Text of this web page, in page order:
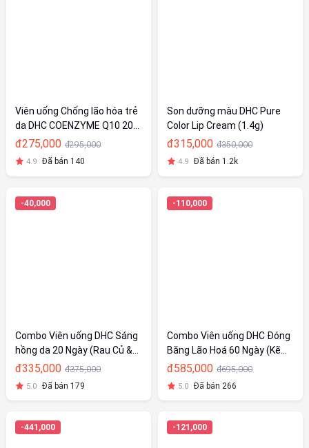
Viên uống Chống lão hóa trẻ
da DHC COENZYME Q10 20
Ngày (40v/gói)
đ275,000 đ295,000
4.9 Đã bán 140
Son dưỡng màu DHC Pure
Color Lip Cream (1.4g)
đ315,000 đ350,000
4.9 Đã bán 1.2k
-40,000
Combo Viên uống DHC Sáng
hồng da 20 Ngày (Rau Củ &
Adlay)
đ335,000 đ375,000
5.0 Đã bán 179
-110,000
Combo Viên uống DHC Đóng
Băng Lão Hoá 60 Ngày (Kẽm
& Collagen)
đ585,000 đ695,000
5.0 Đã bán 266
-441,000 -121,000